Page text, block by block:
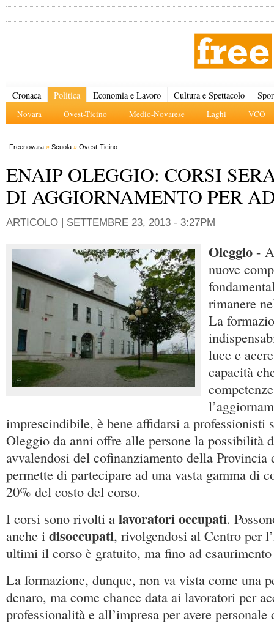
Cronaca Politica
Novara Ovest-Ticino Medio-Novarese Laghi VCO
Economia e Lavoro Cultura e Spettacolo
Freenovara » Scuola » Ovest-Ticino
ENAIP OLEGGIO: CORSI
DI AGGIORNAMENTO PER
ARTICOLO | SETTEMBRE 23, 2013 - 3:27PM
Oleggio -
nuove
rimanere
La
luce e
capacità
imprescindibile, è bene affidarsi a professionisti
Oleggio da anni offre alle persone la possibilità
avvalendosi del cofinanziamento della Provincia
permette di partecipare ad una vasta gamma di
20% del costo del corso.
I corsi sono rivolti a lavoratori occupati.
anche i disoccupati, rivolgendosi al Centro per
ultimi il corso è gratuito, ma fino ad
La formazione, dunque, non va vista come una
denaro, ma come chance data ai lavoratori per
professionalità e all’impresa per avere